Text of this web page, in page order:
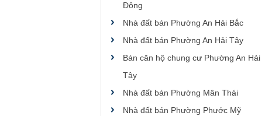
Đông
Nhà đất bán Phường An Hải Bắc
Nhà đất bán Phường An Hải Tây
Bán căn hộ chung cư Phường An Hải
Tây
Nhà đất bán Phường Mân Thái
Nhà đất bán Phường Phước Mỹ